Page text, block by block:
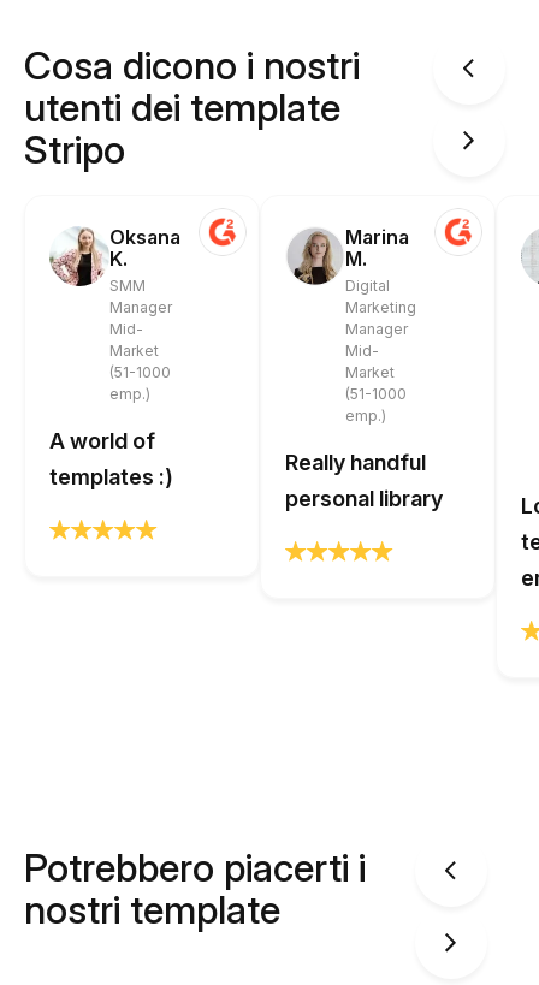
Cosa dicono i nostri
utenti dei template
Stripo
Oksana
K.
SMM
Manager
Mid-
Market
(51-1000
emp.)
A world of
templates :)
Marina
M.
Digital
Marketing
Manager
Mid-
Market
(51-1000
emp.)
Really handful
personal library
Potrebbero piacerti i
nostri template